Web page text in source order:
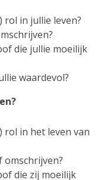
in jullie leven?
die jullie moeilijk
waardevol?
rol in het leven van
die zij moeilijk